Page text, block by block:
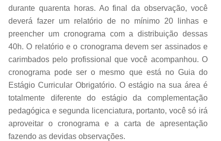
durante quarenta horas. Ao final da observação, você
deverá fazer um relatório de no mínimo 20 linhas e
preencher um cronograma com a distribuição dessas
40h. O relatório e o cronograma devem ser assinados e
carimbados pelo profissional que você acompanhou. O
cronograma pode ser o mesmo que está no Guia do
Estágio Curricular Obrigatório. O estágio na sua área é
totalmente diferente do estágio da complementação
pedagógica e segunda licenciatura, portanto, você só irá
aproveitar o cronograma e a carta de apresentação
fazendo as devidas observações.